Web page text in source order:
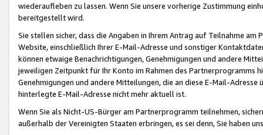
wiederaufleben zu lassen. Wenn Sie unsere vorherige Zustimmung
bereitgestellt wird.
Sie stellen sicher, dass die Angaben in Ihrem Antrag auf Teilnahme
Website, einschließlich Ihrer E-Mail-Adresse und sonstiger
können etwaige Benachrichtigungen, Genehmigungen und andere
jeweiligen Zeitpunkt für Ihr Konto im Rahmen des Partnerprogramms
Genehmigungen und andere Mitteilungen, die an diese E-Mail-
hinterlegte E-Mail-Adresse nicht mehr aktuell ist.
Wenn Sie als Nicht-US-Bürger am Partnerprogramm teilnehmen,
außerhalb der Vereinigten Staaten erbringen, es sei denn, Sie haben